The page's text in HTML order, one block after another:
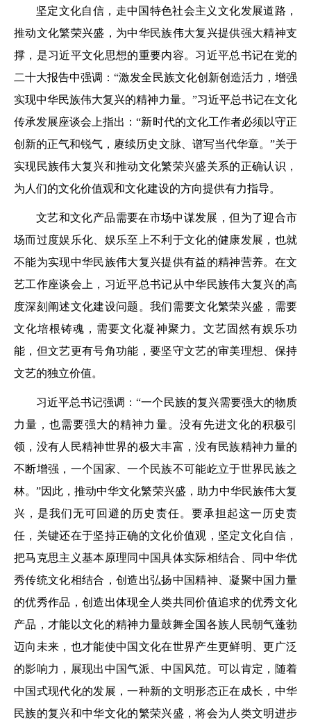
坚定文化自信，走中国特色社会主义文化发展道路，
推动文化繁荣兴盛，为中华民族伟大复兴提供强大精神支
撑，是习近平文化思想的重要内容。习近平总书记在党的
二十大报告中强调：“激发全民族文化创新创造活力，增强
实现中华民族伟大复兴的精神力量。”习近平总书记在文化
传承发展座谈会上指出：“新时代的文化工作者必须以守正
创新的正气和锐气，赓续历史文脉、谱写当代华章。”关于
实现民族伟大复兴和推动文化繁荣兴盛关系的正确认识，
为人们的文化价值观和文化建设的方向提供有力指导。
文艺和文化产品需要在市场中谋发展，但为了迎合市
场而过度娱乐化、娱乐至上不利于文化的健康发展，也就
不能为实现中华民族伟大复兴提供有益的精神营养。在文
艺工作座谈会上，习近平总书记从中华民族伟大复兴的高
度深刻阐述文化建设问题。我们需要文化繁荣兴盛，需要
文化培根铸魂，需要文化凝神聚力。文艺固然有娱乐功
能，但文艺更有号角功能，要坚守文艺的审美理想、保持
文艺的独立价值。
习近平总书记强调：“一个民族的复兴需要强大的物质
力量，也需要强大的精神力量。没有先进文化的积极引
领，没有人民精神世界的极大丰富，没有民族精神力量的
不断增强，一个国家、一个民族不可能屹立于世界民族之
林。”因此，推动中华文化繁荣兴盛，助力中华民族伟大复
兴，是我们无可回避的历史责任。要承担起这一历史责
任，关键还在于坚持正确的文化价值观，坚定文化自信，
把马克思主义基本原理同中国具体实际相结合、同中华优
秀传统文化相结合，创造出弘扬中国精神、凝聚中国力量
的优秀作品，创造出体现全人类共同价值追求的优秀文化
产品，才能以文化的精神力量鼓舞全国各族人民朝气蓬勃
迈向未来，也才能使中国文化在世界产生更鲜明、更广泛
的影响力，展现出中国气派、中国风范。可以肯定，随着
中国式现代化的发展，一种新的文明形态正在成长，中华
民族的复兴和中华文化的繁荣兴盛，将会为人类文明进步